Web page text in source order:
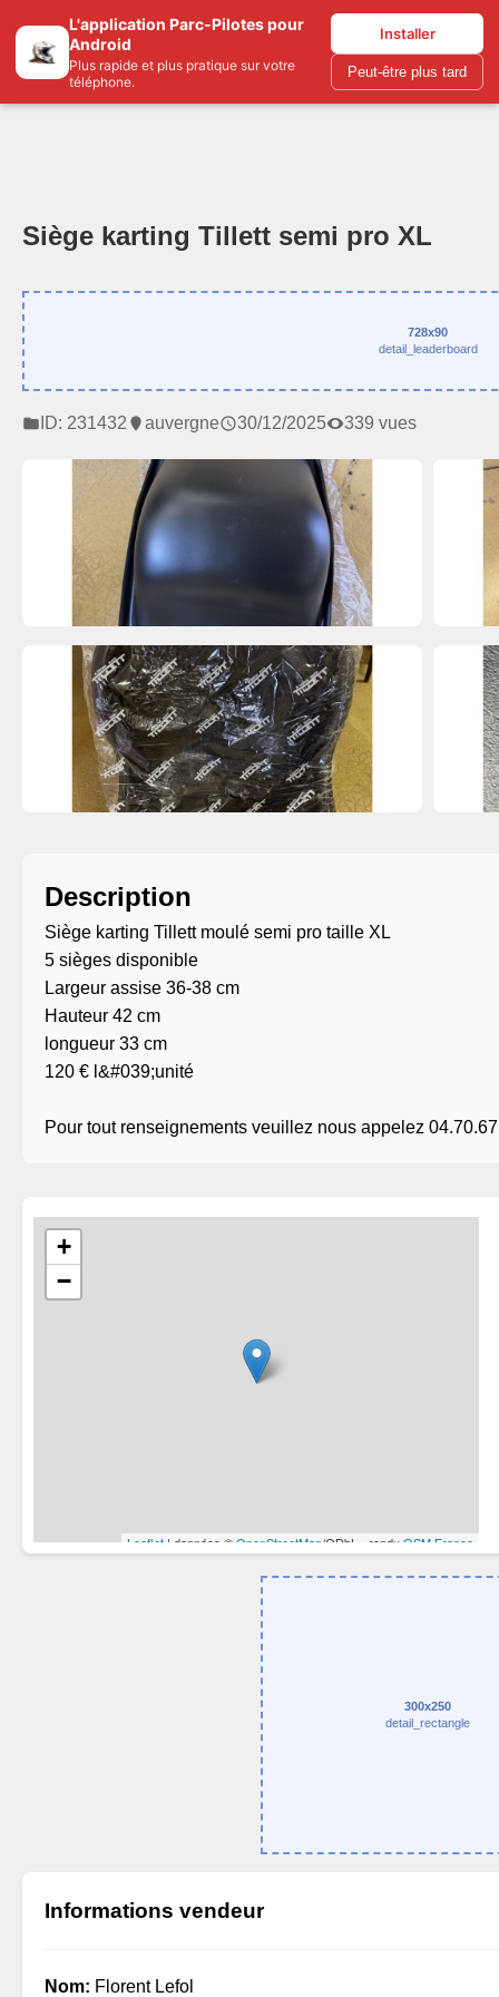
L'application Parc-Pilotes pour
Android
Plus rapide et plus pratique sur votre
téléphone.
Installer
Peut-être plus tard
Parc-pilotes.com
Siège karting Tillett semi pro XL
728x90
detail_leaderboard
ID: 231432 auvergne 30/12/2025 339 vues
Description
Siège karting Tillett moulé semi pro taille XL
5 sièges disponible
Largeur assise 36-38 cm
Hauteur 42 cm
longueur 33 cm
120 € l&#039;unité
Pour tout renseignements veuillez nous appelez
300x250
detail_rectangle
Informations vendeur
Nom: Florent Lefol